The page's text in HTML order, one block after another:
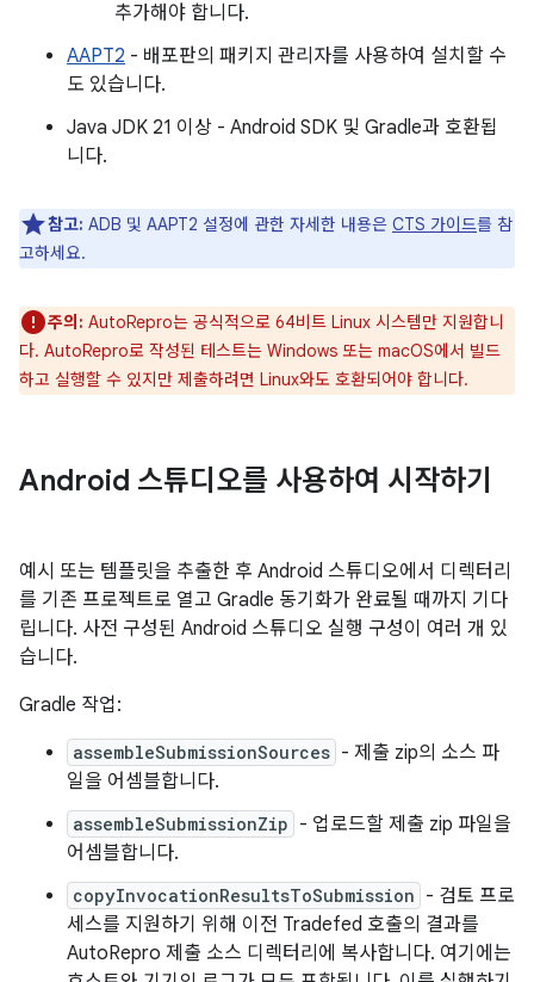
추가해야 합니다.
AAPT2 - 배포판의 패키지 관리자를 사용하여 설치할 수
도 있습니다.
Java JDK 21 이상 - Android SDK 및 Gradle과 호환됩
니다.
참고: ADB 및 AAPT2 설정에 관한 자세한 내용은 CTS 가이드를 참
고하세요.
주의: AutoRepro는 공식적으로 64비트 Linux 시스템만 지원합니
다. AutoRepro로 작성된 테스트는 Windows 또는 macOS에서 빌드
하고 실행할 수 있지만 제출하려면 Linux와도 호환되어야 합니다.
Android 스튜디오를 사용하여 시작하기
예시 또는 템플릿을 추출한 후 Android 스튜디오에서 디렉터리
를 기존 프로젝트로 열고 Gradle 동기화가 완료될 때까지 기다
립니다. 사전 구성된 Android 스튜디오 실행 구성이 여러 개 있
습니다.
Gradle 작업:
assembleSubmissionSources - 제출 zip의 소스 파
일을 어셈블합니다.
assembleSubmissionZip - 업로드할 제출 zip 파일을
어셈블합니다.
copyInvocationResultsToSubmission - 검토 프로
세스를 지원하기 위해 이전 Tradefed 호출의 결과를
AutoRepro 제출 소스 디렉터리에 복사합니다. 여기에는